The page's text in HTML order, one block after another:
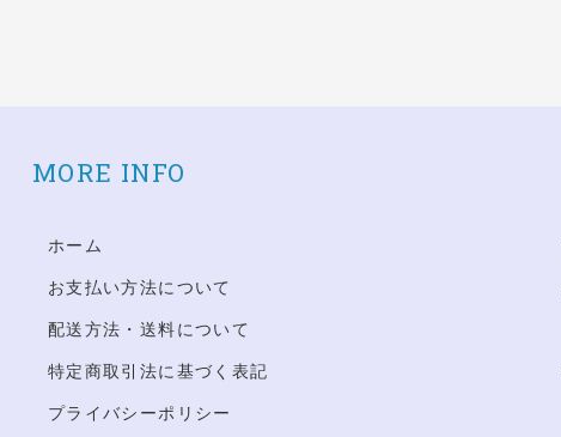
MORE INFO
ホーム
お支払い方法について
配送方法・送料について
特定商取引法に基づく表記
プライバシーポリシー